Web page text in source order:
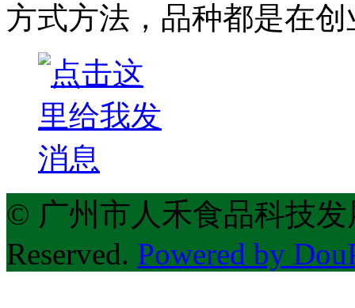
方式方法，品种都是在
© 广州市人禾食品科技发
Reserved. Powered by